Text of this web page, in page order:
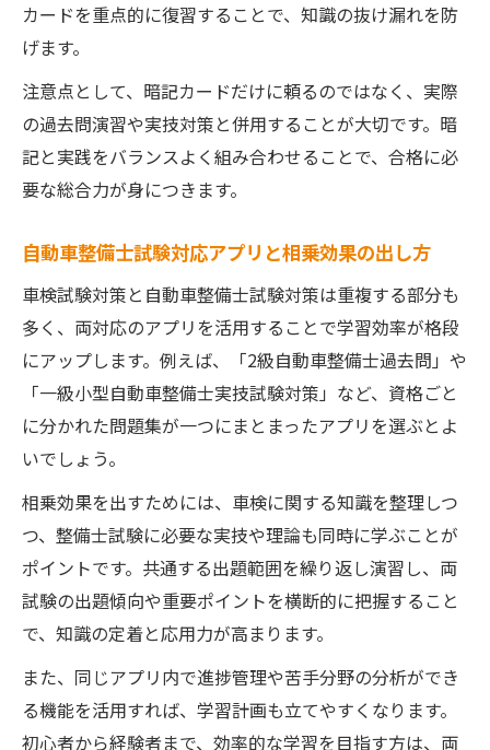
カードを重点的に復習することで、知識の抜け漏れを防
げます。
注意点として、暗記カードだけに頼るのではなく、実際
の過去問演習や実技対策と併用することが大切です。暗
記と実践をバランスよく組み合わせることで、合格に必
要な総合力が身につきます。
自動車整備士試験対応アプリと相乗効果の出し方
車検試験対策と自動車整備士試験対策は重複する部分も
多く、両対応のアプリを活用することで学習効率が格段
にアップします。例えば、「2級自動車整備士過去問」や
「一級小型自動車整備士実技試験対策」など、資格ごと
に分かれた問題集が一つにまとまったアプリを選ぶとよ
いでしょう。
相乗効果を出すためには、車検に関する知識を整理しつ
つ、整備士試験に必要な実技や理論も同時に学ぶことが
ポイントです。共通する出題範囲を繰り返し演習し、両
試験の出題傾向や重要ポイントを横断的に把握すること
で、知識の定着と応用力が高まります。
また、同じアプリ内で進捗管理や苦手分野の分析ができ
る機能を活用すれば、学習計画も立てやすくなります。
初心者から経験者まで、効率的な学習を目指す方は、両